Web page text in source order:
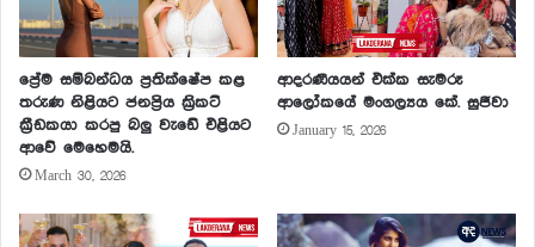
ප්‍රේම සම්බන්ධය ප්‍රතික්ෂේප කළ
තරුණ නිළියට ජනප්‍රිය ක්‍රිකට්
ක්‍රීඩකයා කරපු බලු වැඩේ එළියට
ආවේ මෙහෙමයි.
March 30, 2026
ආදරණීයයන් එක්ක සැමරූ
ආලෝකයේ මංගල්‍යය කේ. සුජීවා
January 15, 2026